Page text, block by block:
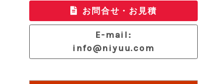
お問合せ・お見積
E-mail:
info@niyuu.com